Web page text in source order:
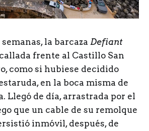
la barcaza Defiant
frente al Castillo San
como si hubiese decidido
en la boca misma de
Llegó de día, arrastrada por el
que un cable de su remolque
inmóvil, después, de